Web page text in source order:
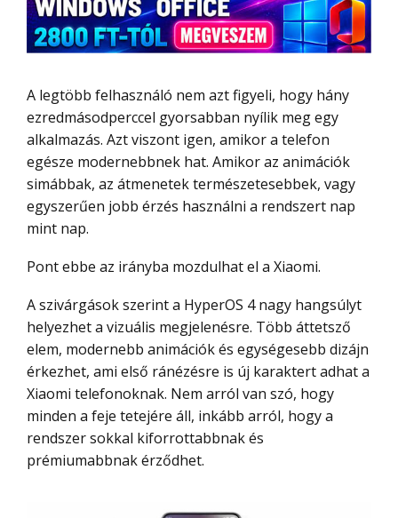
A legtöbb felhasználó nem azt figyeli, hogy hány
ezredmásodperccel gyorsabban nyílik meg egy
alkalmazás. Azt viszont igen, amikor a telefon
egésze modernebbnek hat. Amikor az animációk
simábbak, az átmenetek természetesebbek, vagy
egyszerűen jobb érzés használni a rendszert nap
mint nap.
Pont ebbe az irányba mozdulhat el a Xiaomi.
A szivárgások szerint a HyperOS 4 nagy hangsúlyt
helyezhet a vizuális megjelenésre. Több áttetsző
elem, modernebb animációk és egységesebb dizájn
érkezhet, ami első ránézésre is új karaktert adhat a
Xiaomi telefonoknak. Nem arról van szó, hogy
minden a feje tetejére áll, inkább arról, hogy a
rendszer sokkal kiforrottabbnak és
prémiumabbnak érződhet.